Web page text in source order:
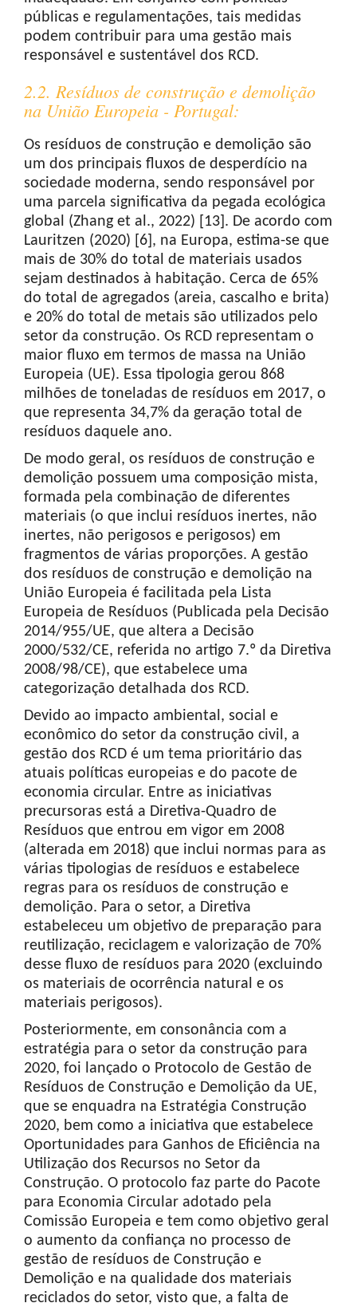
públicas e regulamentações, tais medidas
podem contribuir para uma gestão mais
responsável e sustentável dos RCD.
2.2. Resíduos de construção e demolição
na União Europeia - Portugal:
Os resíduos de construção e demolição são
um dos principais fluxos de desperdício na
sociedade moderna, sendo responsável por
uma parcela significativa da pegada ecológica
global (Zhang et al., 2022) [13]. De acordo com
Lauritzen (2020) [6], na Europa, estima-se que
mais de 30% do total de materiais usados
sejam destinados à habitação. Cerca de 65%
do total de agregados (areia, cascalho e brita)
e 20% do total de metais são utilizados pelo
setor da construção. Os RCD representam o
maior fluxo em termos de massa na União
Europeia (UE). Essa tipologia gerou 868
milhões de toneladas de resíduos em 2017, o
que representa 34,7% da geração total de
resíduos daquele ano.
De modo geral, os resíduos de construção e
demolição possuem uma composição mista,
formada pela combinação de diferentes
materiais (o que inclui resíduos inertes, não
inertes, não perigosos e perigosos) em
fragmentos de várias proporções. A gestão
dos resíduos de construção e demolição na
União Europeia é facilitada pela Lista
Europeia de Resíduos (Publicada pela Decisão
2014/955/UE, que altera a Decisão
2000/532/CE, referida no artigo 7.º da Diretiva
2008/98/CE), que estabelece uma
categorização detalhada dos RCD.
Devido ao impacto ambiental, social e
econômico do setor da construção civil, a
gestão dos RCD é um tema prioritário das
atuais políticas europeias e do pacote de
economia circular. Entre as iniciativas
precursoras está a Diretiva-Quadro de
Resíduos que entrou em vigor em 2008
(alterada em 2018) que inclui normas para as
várias tipologias de resíduos e estabelece
regras para os resíduos de construção e
demolição. Para o setor, a Diretiva
estabeleceu um objetivo de preparação para
reutilização, reciclagem e valorização de 70%
desse fluxo de resíduos para 2020 (excluindo
os materiais de ocorrência natural e os
materiais perigosos).
Posteriormente, em consonância com a
estratégia para o setor da construção para
2020, foi lançado o Protocolo de Gestão de
Resíduos de Construção e Demolição da UE,
que se enquadra na Estratégia Construção
2020, bem como a iniciativa que estabelece
Oportunidades para Ganhos de Eficiência na
Utilização dos Recursos no Setor da
Construção. O protocolo faz parte do Pacote
para Economia Circular adotado pela
Comissão Europeia e tem como objetivo geral
o aumento da confiança no processo de
gestão de resíduos de Construção e
Demolição e na qualidade dos materiais
reciclados do setor, visto que, a falta de